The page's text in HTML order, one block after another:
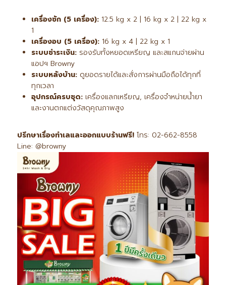
เครื่องซัก (5 เครื่อง): 12.5 kg x 2 | 16 kg x 2 | 22 kg x
1
เครื่องอบ (5 เครื่อง): 16 kg x 4 | 22 kg x 1
ระบบชำระเงิน: รองรับทั้งหยอดเหรียญ และสแกนจ่ายผ่าน
แอปฯ Browny
ระบบหลังบ้าน: ดูยอดรายได้และสั่งการผ่านมือถือได้ทุกที่
ทุกเวลา
อุปกรณ์ครบชุด: เครื่องแลกเหรียญ, เครื่องจำหน่ายน้ำยา
และงานตกแต่งวัสดุคุณภาพสูง
ปรึกษาเรื่องทำเลและออกแบบร้านฟรี! โทร: 02-662-8558
Line: @browny